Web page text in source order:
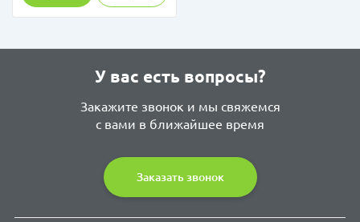
У вас есть вопросы?
Закажите звонок и мы свяжемся
с вами в ближайшее время
Заказать звонок